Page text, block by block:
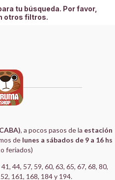
tu búsqueda. Por favor,
otros filtros.
, a pocos pasos de la estación
de lunes a sábados de 9 a 16 hs
feriados)
41, 44, 57, 59, 60, 63, 65, 67, 68, 80,
161, 168, 184 y 194.